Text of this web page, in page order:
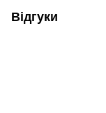
Відгуки